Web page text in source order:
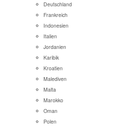
Deutschland
Frankreich
Indonesien
Italien
Jordanien
Karibik
Kroatien
Malediven
Malta
Marokko
Oman
Polen